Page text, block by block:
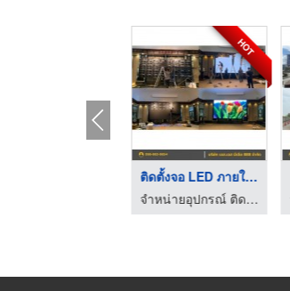
HOT
ติดตั้งจอ LED ภายในห ...
จำหน่ายอุปกรณ์ ติดตั้งจอ LED ทุกระบบ - เอส เอส มีเดีย 888